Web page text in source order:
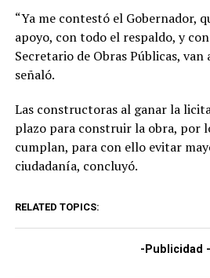
“Ya me contestó el Gobernador,
apoyo, con todo el respaldo, y
Secretario de Obras Públicas, van
señaló.
Las constructoras al ganar la
plazo para construir la obra, por
cumplan, para con ello evitar
ciudadanía, concluyó.
RELATED TOPICS:
-Publicidad -